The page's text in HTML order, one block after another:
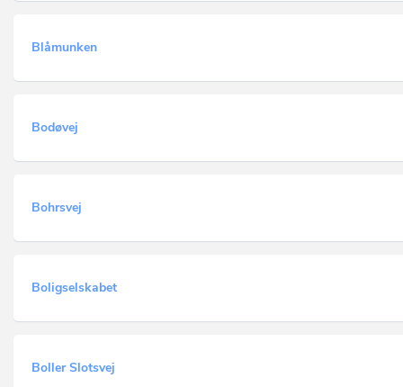
Blåmunken
Bodøvej
Bohrsvej
Boligselskabet
Boller Slotsvej